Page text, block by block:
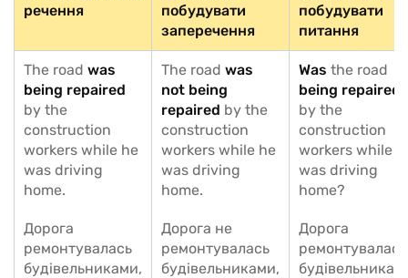
речення
побудувати
заперечення
побудувати
питання
The road was
being repaired
by the
construction
workers while he
was driving
home.
Дорога
ремонтувалась
будівельниками,
The road was
not being
repaired by the
construction
workers while he
was driving
home.
Дорога не
ремонтувалась
будівельниками,
Was the road
being repaired
by the
construction
workers while
was driving
home?
Дорога
ремонтувалась